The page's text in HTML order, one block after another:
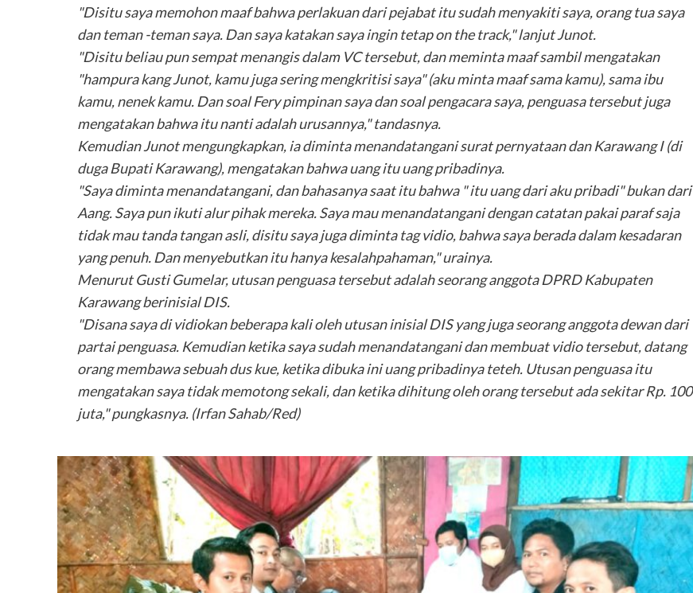
"Disitu saya memohon maaf bahwa perlakuan dari pejabat itu sudah menyakiti saya, orang tua saya
dan teman -teman saya. Dan saya katakan saya ingin tetap on the track," lanjut Junot.
"Disitu beliau pun sempat menangis dalam VC tersebut, dan meminta maaf sambil mengatakan
"hampura kang Junot, kamu juga sering mengkritisi saya" (aku minta maaf sama kamu), sama ibu
kamu, nenek kamu. Dan soal Fery pimpinan saya dan soal pengacara saya, penguasa tersebut juga
mengatakan bahwa itu nanti adalah urusannya," tandasnya.
Kemudian Junot mengungkapkan, ia diminta menandatangani surat pernyataan dan Karawang I (di
duga Bupati Karawang), mengatakan bahwa uang itu uang pribadinya.
"Saya diminta menandatangani, dan bahasanya saat itu bahwa " itu uang dari aku pribadi" bukan dari
Aang. Saya pun ikuti alur pihak mereka. Saya mau menandatangani dengan catatan pakai paraf saja
tidak mau tanda tangan asli, disitu saya juga diminta tag vidio, bahwa saya berada dalam kesadaran
yang penuh. Dan menyebutkan itu hanya kesalahpahaman," urainya.
Menurut Gusti Gumelar, utusan penguasa tersebut adalah seorang anggota DPRD Kabupaten
Karawang berinisial DIS.
"Disana saya di vidiokan beberapa kali oleh utusan inisial DIS yang juga seorang anggota dewan dari
partai penguasa. Kemudian ketika saya sudah menandatangani dan membuat vidio tersebut, datang
orang membawa sebuah dus kue, ketika dibuka ini uang pribadinya teteh. Utusan penguasa itu
mengatakan saya tidak memotong sekali, dan ketika dihitung oleh orang tersebut ada sekitar Rp. 100
juta," pungkasnya. (Irfan Sahab/Red)